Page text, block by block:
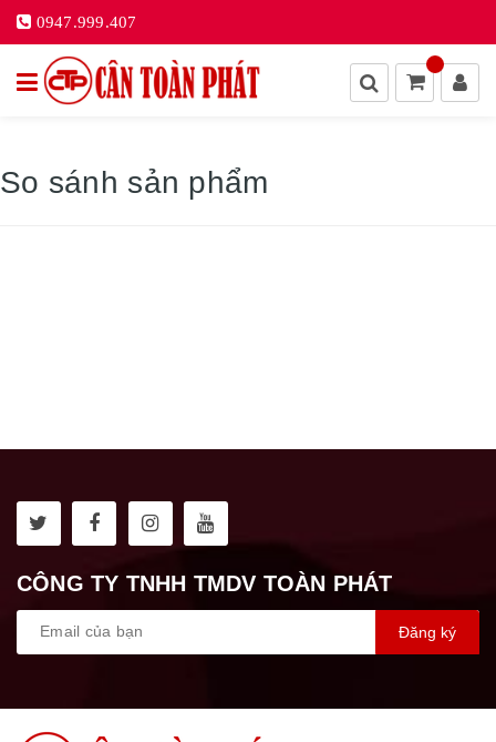
0947.999.407
So sánh sản phẩm
CÔNG TY TNHH TMDV TOÀN PHÁT
Đăng ký